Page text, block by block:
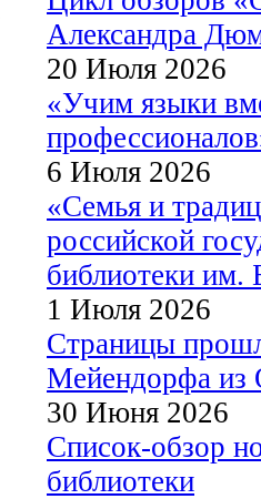
Александра
20 Июля 2026
«Учим языки
6 Июля 2026
«Семья и
российской
библиотеки им.
1 Июля 2026
Страницы
Мейендорфа из
30 Июня 2026
Список-обзор
библиотеки